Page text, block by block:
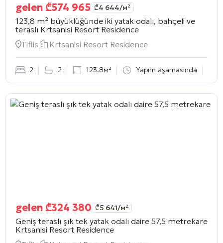
gelen ₾574 965 ₾4 644/м²
123,8 m² büyüklüğünde iki yatak odalı, bahçeli ve
teraslı Krtsanisi Resort Residence
Tiflis
Krtsanisi Resort Residence
2 2 123.8м² Yapım aşamasında
gelen ₾324 380 ₾5 641/м²
Geniş teraslı şık tek yatak odalı daire 57,5 metrekare
Krtsanisi Resort Residence